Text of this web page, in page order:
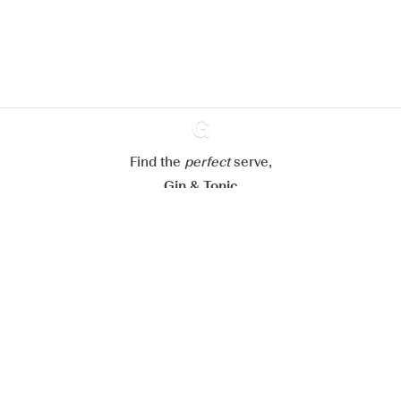
Ginventory
Find the perfectserve,
Gin & Tonic